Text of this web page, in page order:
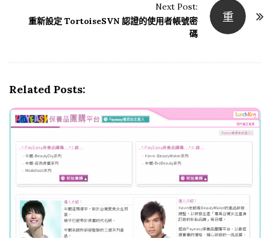
重
Next Post:
重新設定 TortoiseSVN 認證的使用者帳號密
碼
Related Posts: